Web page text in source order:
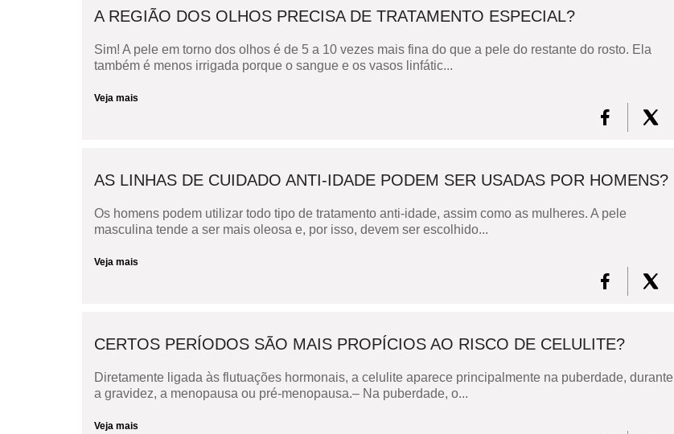
A REGIÃO DOS OLHOS PRECISA DE TRATAMENTO ESPECIAL?
Sim! A pele em torno dos olhos é de 5 a 10 vezes mais fina do que a pele do restante do rosto. Ela
também é menos irrigada porque o sangue e os vasos linfátic...
Veja mais
AS LINHAS DE CUIDADO ANTI-IDADE PODEM SER USADAS POR HOMENS?
Os homens podem utilizar todo tipo de tratamento anti-idade, assim como as mulheres. A pele
masculina tende a ser mais oleosa e, por isso, devem ser escolhido...
Veja mais
CERTOS PERÍODOS SÃO MAIS PROPÍCIOS AO RISCO DE CELULITE?
Diretamente ligada às flutuações hormonais, a celulite aparece principalmente na puberdade, durante
a gravidez, a menopausa ou pré-menopausa.– Na puberdade, o...
Veja mais